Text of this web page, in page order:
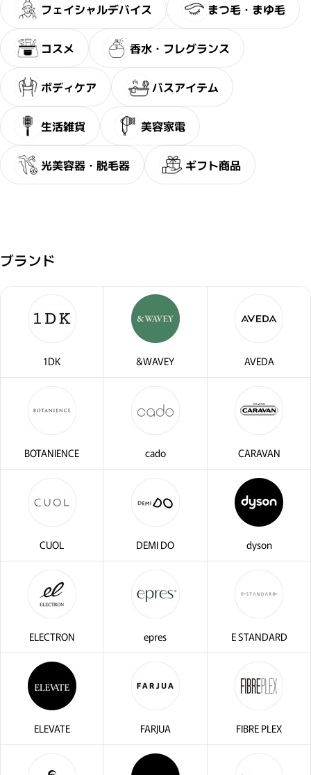
サブリミック正規販売店・2〜3問の簡単な問診にお答え
ださい。
フェイシャルデバイス まつ毛・まゆ毛
コスメ 香水・フレグランス
ボディケア バスアイテム
生活雑貨 美容家電
光美容器・脱毛器 ギフト商品
ブランド
1DK &WAVEY AVEDA
BOTANIENCE cado CARAVAN
CUOL DEMI DO dyson
ELECTRON epres E STANDARD
ELEVATE FARJUA FIBRE PLEX